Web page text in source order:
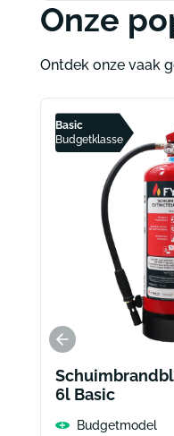
Onze
Ontdek onze vaak
Basic
Budgetklasse
6l Basic
Budgetmodel